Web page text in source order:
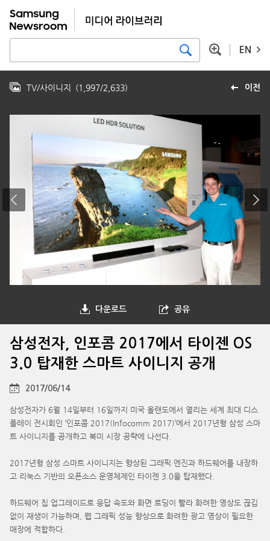
EN
이전
TV/사이니지 (1,997/2,633)
다운로드 공유
삼성전자, 인포콤 2017에서 타이젠 OS
3.0 탑재한 스마트 사이니지 공개
2017/06/14
삼성전자가 6월 14일부터 16일까지 미국 올랜도에서 열리는 세계 최대 디스
플레이 전시회인 ‘인포콤 2017(Infocomm 2017)’에서 2017년형 삼성 스마
트 사이니지를 공개하고 북미 시장 공략에 나선다.
2017년형 삼성 스마트 사이니지는 향상된 그래픽 엔진과 하드웨어를 내장하
고 리눅스 기반의 오픈소스 운영체제인 타이젠 3.0을 탑재했다.
하드웨어 칩 업그레이드로 응답 속도와 화면 로딩이 빨라 화려한 영상도 끊김
없이 재생이 가능하며, 웹 그래픽 성능 향상으로 화려한 광고 영상이 필요한
매장에 적합하다.